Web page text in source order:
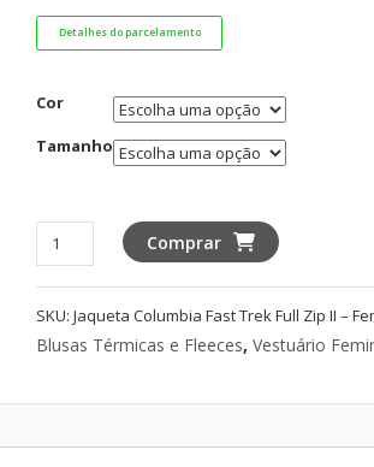
Detalhes do parcelamento
Cor
Tamanho
Columbia
Fast
Trek
Full
II
Fem
Comprar
SKU:Jaqueta Columbia Fast Trek Full Zip II –
Blusas Térmicas e Fleeces,Vestuário